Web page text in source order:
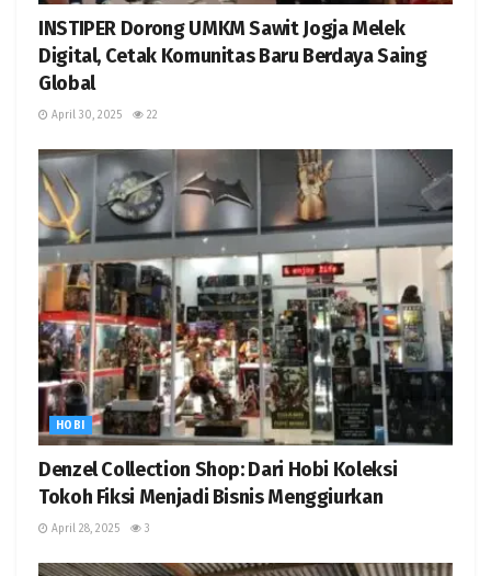
INSTIPER Dorong UMKM Sawit Jogja Melek
Digital, Cetak Komunitas Baru Berdaya Saing
Global
April 30, 2025 22
HOBI
Denzel Collection Shop: Dari Hobi Koleksi
Tokoh Fiksi Menjadi Bisnis Menggiurkan
April 28, 2025 3